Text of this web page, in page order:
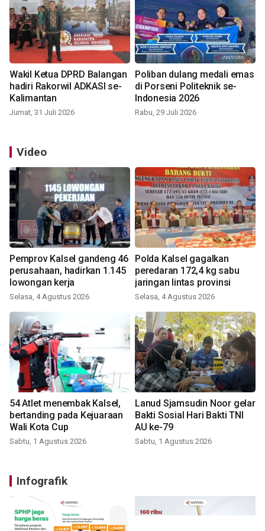
Wakil Ketua DPRD Balangan
hadiri Rakorwil ADKASI se-
Kalimantan
Jumat, 31 Juli 2026
Poliban dulang medali emas
di Porseni Politeknik se-
Indonesia 2026
Rabu, 29 Juli 2026
Video
Pemprov Kalsel gandeng 46
perusahaan, hadirkan 1.145
lowongan kerja
Selasa, 4 Agustus 2026
Polda Kalsel gagalkan
peredaran 172,4 kg sabu
jaringan lintas provinsi
Selasa, 4 Agustus 2026
54 Atlet menembak Kalsel,
bertanding pada Kejuaraan
Wali Kota Cup
Sabtu, 1 Agustus 2026
Lanud Sjamsudin Noor gelar
Bakti Sosial Hari Bakti TNI
AU ke-79
Sabtu, 1 Agustus 2026
Infografik